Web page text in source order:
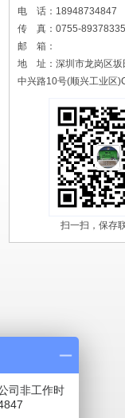
电 话：18948734847
传 真：0755-89378335
邮 箱：
地 址：深圳市龙岗区坂
中兴路10号(顺兴工业区
扫一扫，保存
司非工作时